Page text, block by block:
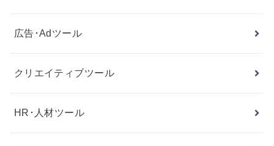
広告･Adツール
クリエイティブツール
HR･人材ツール